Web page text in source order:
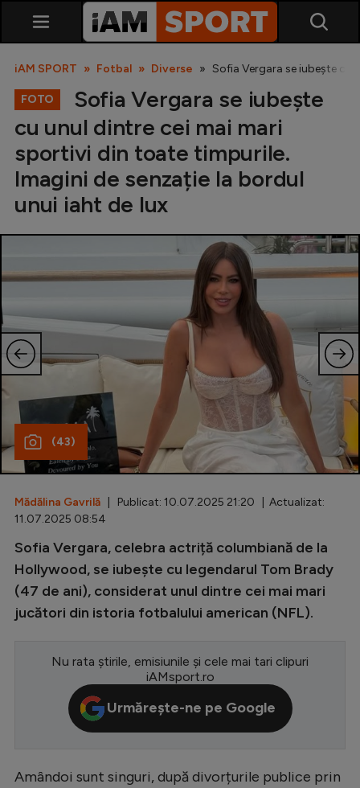
SuperLiga
Liga 2
Cupa României
Echipa Națională
U21
Fotbal feminin
Special
Diverse
Inedit
Clasamente
Champions League
Europa League
CM 2026
Premier League
LaLiga
Bundesliga
iAM SPORT Fotbal Diverse Sofia Vergara se iubește cu
FOTO
Sofia Vergara se iubește
cu unul dintre cei mai mari
sportivi din toate timpurile.
Imagini de senzație la bordul
unui iaht de lux
(43)
Mădălina Gavrilă | Publicat: 10.07.2025 21:20 | Actualizat:
11.07.2025 08:54
Sofia Vergara, celebra actriță columbiană de la
Hollywood, se iubește cu legendarul Tom Brady
(47 de ani), considerat unul dintre cei mai mari
jucători din istoria fotbalului american (NFL).
Nu rata știrile, emisiunile și cele mai tari clipuri
iAMsport.ro
Urmărește-ne pe Google
Amândoi sunt singuri, după divorțurile publice prin